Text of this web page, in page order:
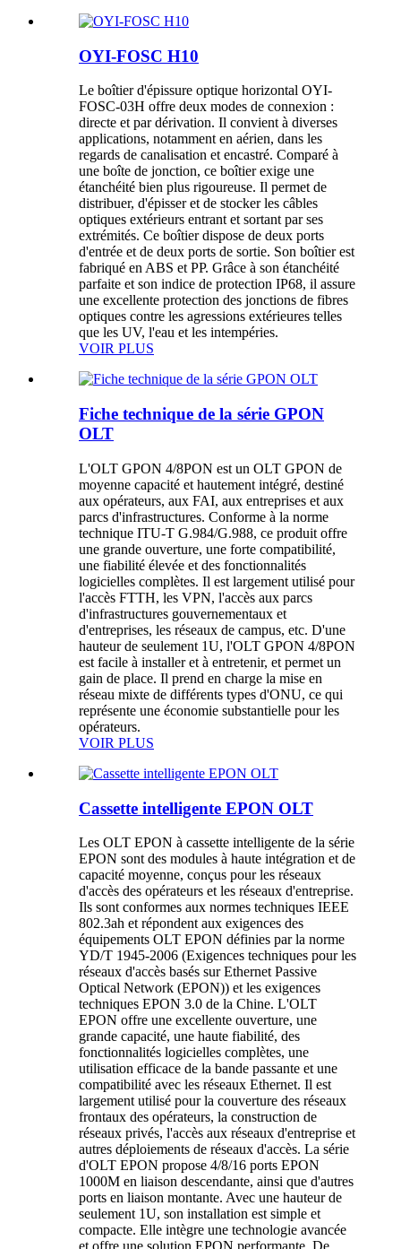
OYI-FOSC H10
Le boîtier d'épissure optique horizontal OYI-
FOSC-03H offre deux modes de connexion :
directe et par dérivation. Il convient à diverses
applications, notamment en aérien, dans les
regards de canalisation et encastré. Comparé à
une boîte de jonction, ce boîtier exige une
étanchéité bien plus rigoureuse. Il permet de
distribuer, d'épisser et de stocker les câbles
optiques extérieurs entrant et sortant par ses
extrémités. Ce boîtier dispose de deux ports
d'entrée et de deux ports de sortie. Son boîtier est
fabriqué en ABS et PP. Grâce à son étanchéité
parfaite et son indice de protection IP68, il assure
une excellente protection des jonctions de fibres
optiques contre les agressions extérieures telles
que les UV, l'eau et les intempéries.
VOIR PLUS
Fiche technique de la série GPON
OLT
L'OLT GPON 4/8PON est un OLT GPON de
moyenne capacité et hautement intégré, destiné
aux opérateurs, aux FAI, aux entreprises et aux
parcs d'infrastructures. Conforme à la norme
technique ITU-T G.984/G.988, ce produit offre
une grande ouverture, une forte compatibilité,
une fiabilité élevée et des fonctionnalités
logicielles complètes. Il est largement utilisé pour
l'accès FTTH, les VPN, l'accès aux parcs
d'infrastructures gouvernementaux et
d'entreprises, les réseaux de campus, etc. D'une
hauteur de seulement 1U, l'OLT GPON 4/8PON
est facile à installer et à entretenir, et permet un
gain de place. Il prend en charge la mise en
réseau mixte de différents types d'ONU, ce qui
représente une économie substantielle pour les
opérateurs.
VOIR PLUS
Cassette intelligente EPON OLT
Les OLT EPON à cassette intelligente de la série
EPON sont des modules à haute intégration et de
capacité moyenne, conçus pour les réseaux
d'accès des opérateurs et les réseaux d'entreprise.
Ils sont conformes aux normes techniques IEEE
802.3ah et répondent aux exigences des
équipements OLT EPON définies par la norme
YD/T 1945-2006 (Exigences techniques pour les
réseaux d'accès basés sur Ethernet Passive
Optical Network (EPON)) et les exigences
techniques EPON 3.0 de la Chine. L'OLT
EPON offre une excellente ouverture, une
grande capacité, une haute fiabilité, des
fonctionnalités logicielles complètes, une
utilisation efficace de la bande passante et une
compatibilité avec les réseaux Ethernet. Il est
largement utilisé pour la couverture des réseaux
frontaux des opérateurs, la construction de
réseaux privés, l'accès aux réseaux d'entreprise et
autres déploiements de réseaux d'accès. La série
d'OLT EPON propose 4/8/16 ports EPON
1000M en liaison descendante, ainsi que d'autres
ports en liaison montante. Avec une hauteur de
seulement 1U, son installation est simple et
compacte. Elle intègre une technologie avancée